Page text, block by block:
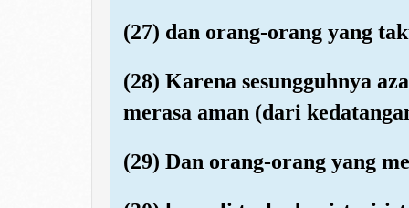
(27) dan orang-orang yang
(28) Karena sesungguhnya
merasa aman (dari
(29) Dan orang-orang yang